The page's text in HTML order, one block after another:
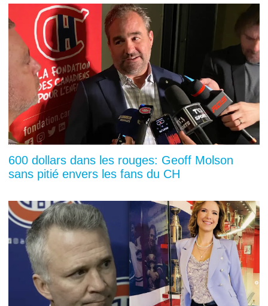
600 dollars dans les rouges: Geoff Molson
sans pitié envers les fans du CH